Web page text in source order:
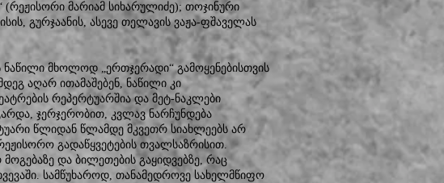
(რეჟისორი მარიამ სიხარულიძე); თოჯინური
გურჯაანის, ასევე თელავის ვაჟა-ფშაველას
მხოლოდ „ერთჯერადი“ გამოყენებისთვის
აღარ ითამაშებენ, ნაწილი კი
რეპერტუარშია და მეტ-ნაკლები
ჯერჯერობით, კვლავ ნარჩუნდება
წლიდან წლამდე მკვეთრ სიახლეებს არ
გადაწყვეტების თვალსაზრისით.
და ბილეთების გაყიდვებზე, რაც
სამწუხაროდ, თანამედროვე სახელმწიფო